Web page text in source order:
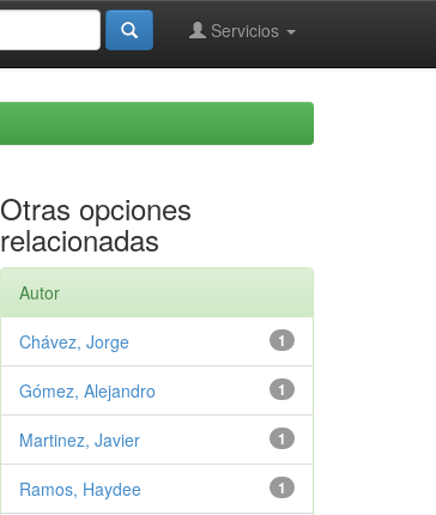
Servicios
Otras opciones
relacionadas
Autor
1
Chávez, Jorge
1
Gómez, Alejandro
1
Martinez, Javier
1
Ramos, Haydee